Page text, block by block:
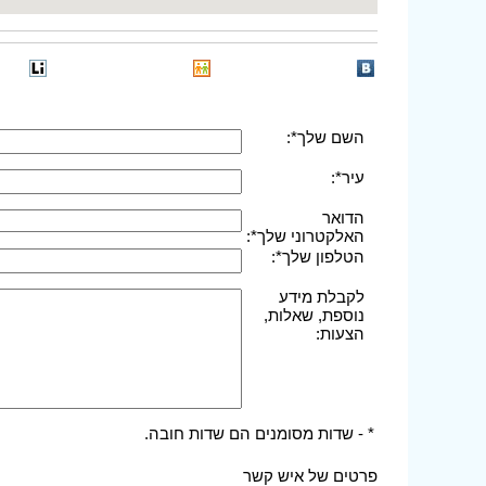
השם שלך*:
עיר*:
הדואר
האלקטרוני שלך*:
הטלפון שלך*:
לקבלת מידע
נוספת, שאלות,
הצעות:
* - שדות מסומנים הם שדות חובה.
פרטים של איש קשר